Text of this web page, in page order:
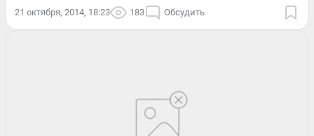
21 октября, 2014, 18:23 183 Обсудить